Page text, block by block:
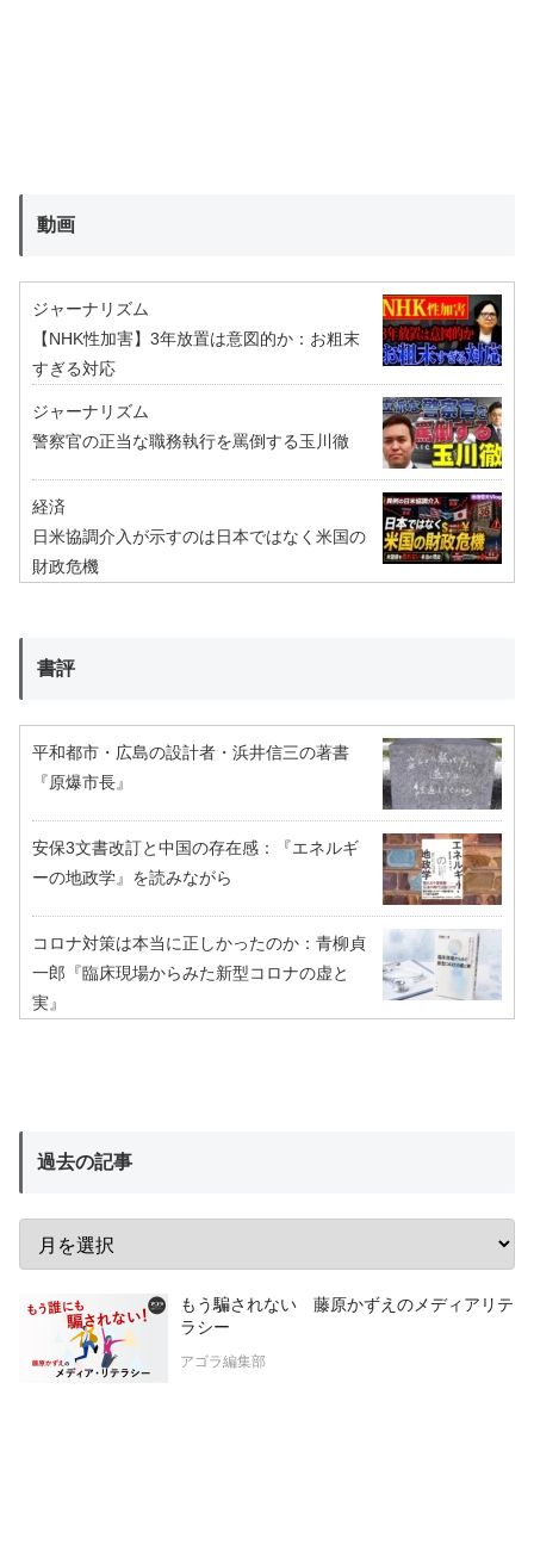
動画
ジャーナリズム
【NHK性加害】3年放置は意図的か：お粗末
すぎる対応
ジャーナリズム
警察官の正当な職務執行を罵倒する玉川徹
経済
日米協調介入が示すのは日本ではなく米国の
財政危機
書評
平和都市・広島の設計者・浜井信三の著書
『原爆市長』
安保3文書改訂と中国の存在感：『エネルギ
ーの地政学』を読みながら
コロナ対策は本当に正しかったのか：青柳貞
一郎『臨床現場からみた新型コロナの虚と
実』
過去の記事
もう騙されない 藤原かずえのメディアリテ
ラシー
アゴラ編集部